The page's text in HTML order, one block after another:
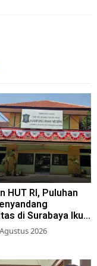
HUT RI, Puluhan
di Surabaya Ikuti
Lomba
2026